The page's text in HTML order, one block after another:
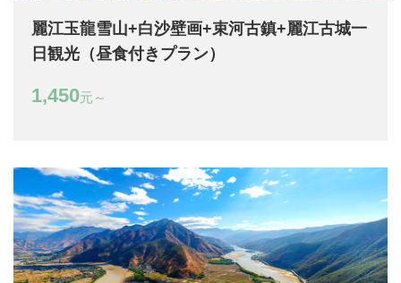
麗江玉龍雪山+白沙壁画+束河古鎮+麗江古城一
日観光（昼食付きプラン）
1,450元～